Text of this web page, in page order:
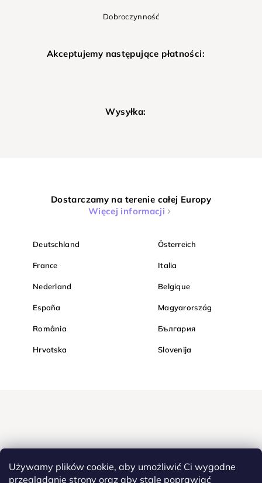
Używamy plików cookie, aby umożliwić Ci wygodne
przeglądanie strony oraz aby stale poprawiać
Dobroczynność
Akceptujemy następujące płatności:
Wysyłka:
Dostarczamy na terenie całej Europy
Więcej informacji
Deutschland Österreich
France Italia
Nederland Belgique
España Magyarország
România България
Hrvatska Slovenija